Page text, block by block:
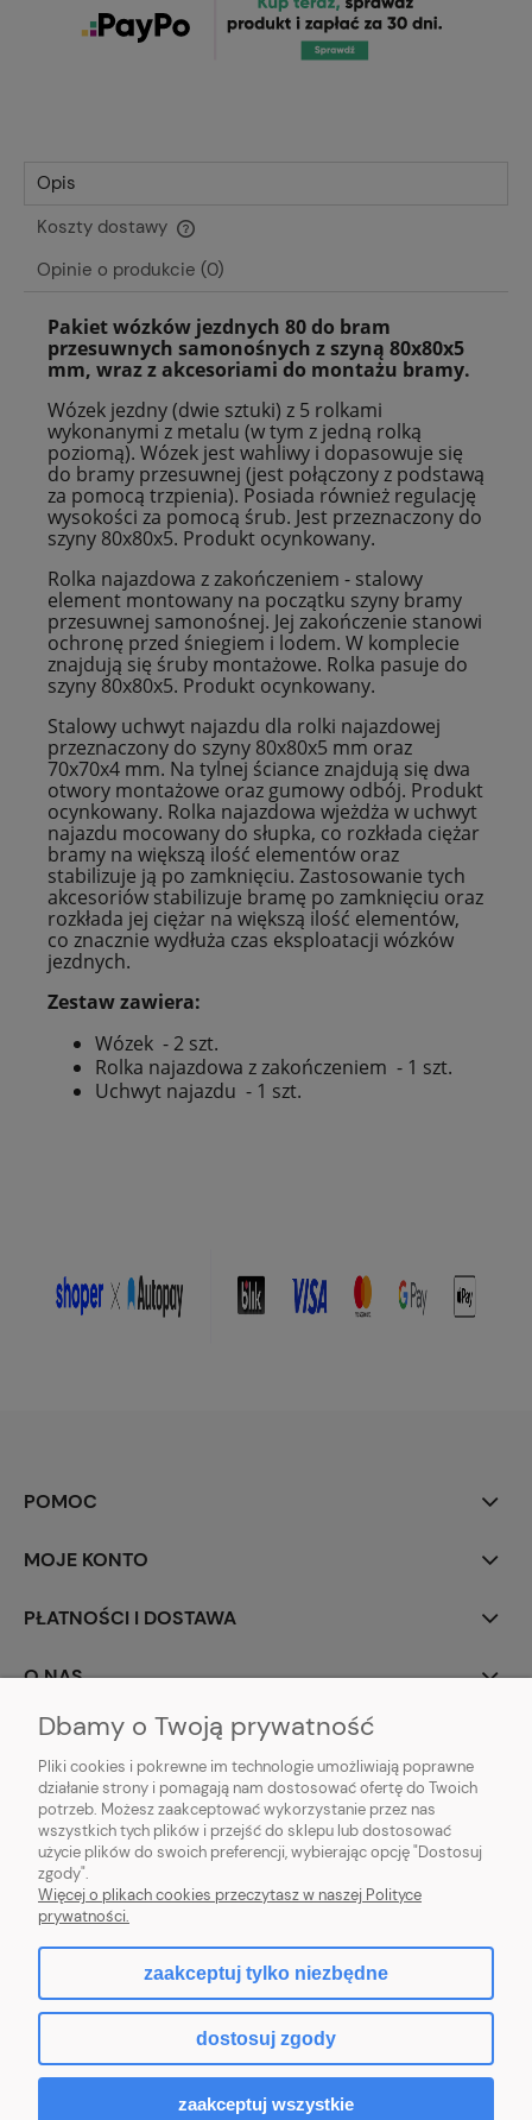
Opis
Koszty dostawy
Cena nie zawiera ewentualnych kosztów płatności
Opinie o produkcie (0)
Pakiet wózków jezdnych 80 do bram
przesuwnych samonośnych z szyną 80x80x5
mm, wraz z akcesoriami do montażu bramy.
Wózek jezdny (dwie sztuki) z 5 rolkami
wykonanymi z metalu (w tym z jedną rolką
poziomą). Wózek jest wahliwy i dopasowuje się
do bramy przesuwnej (jest połączony z podstawą
za pomocą trzpienia). Posiada również regulację
wysokości za pomocą śrub. Jest przeznaczony do
szyny 80x80x5. Produkt ocynkowany.
Rolka najazdowa z zakończeniem - stalowy
element montowany na początku szyny bramy
przesuwnej samonośnej. Jej zakończenie stanowi
ochronę przed śniegiem i lodem. W komplecie
znajdują się śruby montażowe. Rolka pasuje do
szyny 80x80x5. Produkt ocynkowany.
Stalowy uchwyt najazdu dla rolki najazdowej
przeznaczony do szyny 80x80x5 mm oraz
70x70x4 mm. Na tylnej ściance znajdują się dwa
otwory montażowe oraz gumowy odbój. Produkt
ocynkowany. Rolka najazdowa wjeżdża w uchwyt
najazdu mocowany do słupka, co rozkłada ciężar
bramy na większą ilość elementów oraz
stabilizuje ją po zamknięciu. Zastosowanie tych
akcesoriów stabilizuje bramę po zamknięciu oraz
rozkłada jej ciężar na większą ilość elementów,
co znacznie wydłuża czas eksploatacji wózków
jezdnych.
Zestaw zawiera:
Wózek - 2 szt.
Rolka najazdowa z zakończeniem - 1 szt.
Uchwyt najazdu - 1 szt.
POMOC
MOJE KONTO
PŁATNOŚCI I DOSTAWA
O NAS
PROFBRAM JACEK PYTEL| ul. Wesoła 91, 34-300 Żywiec, woj. śląskie | E-
Tel.: 663-960-697| NIP: 5532389225 REGON: 241495070
Sklep internetowy Shoper.pl
Dbamy o Twoją prywatność
Pliki cookies i pokrewne im technologie umożliwiają poprawne
działanie strony i pomagają nam dostosować ofertę do Twoich
potrzeb. Możesz zaakceptować wykorzystanie przez nas
wszystkich tych plików i przejść do sklepu lub dostosować
użycie plików do swoich preferencji, wybierając opcję "Dostosuj
zgody".
Więcej o plikach cookies przeczytasz w naszej Polityce
prywatności.
zaakceptuj tylko niezbędne
dostosuj zgody
zaakceptuj wszystkie